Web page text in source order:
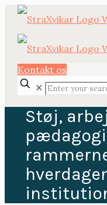
Kontakt os
✕
Støj,